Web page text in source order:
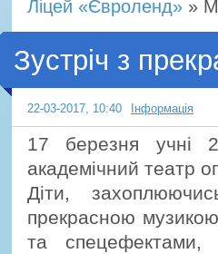
Ліцей «Євроленд» »
Зустріч з
22-03-2017, 10:40 Інформація
17 березня учні
академічний театр
Діти,
прекрасною
та спецефектами,